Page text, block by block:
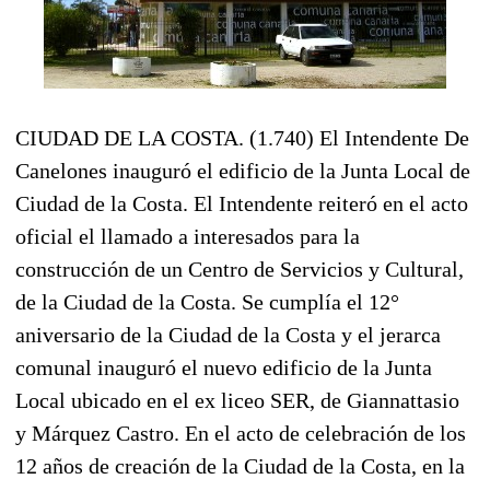
CIUDAD DE LA COSTA. (1.740) El Intendente De
Canelones inauguró el edificio de la Junta Local de
Ciudad de la Costa. El Intendente reiteró en el acto
oficial el llamado a interesados para la
construcción de un Centro de Servicios y Cultural,
de la Ciudad de la Costa. Se cumplía el 12°
aniversario de la Ciudad de la Costa y el jerarca
comunal inauguró el nuevo edificio de la Junta
Local ubicado en el ex liceo SER, de Giannattasio
y Márquez Castro. En el acto de celebración de los
12 años de creación de la Ciudad de la Costa, en la